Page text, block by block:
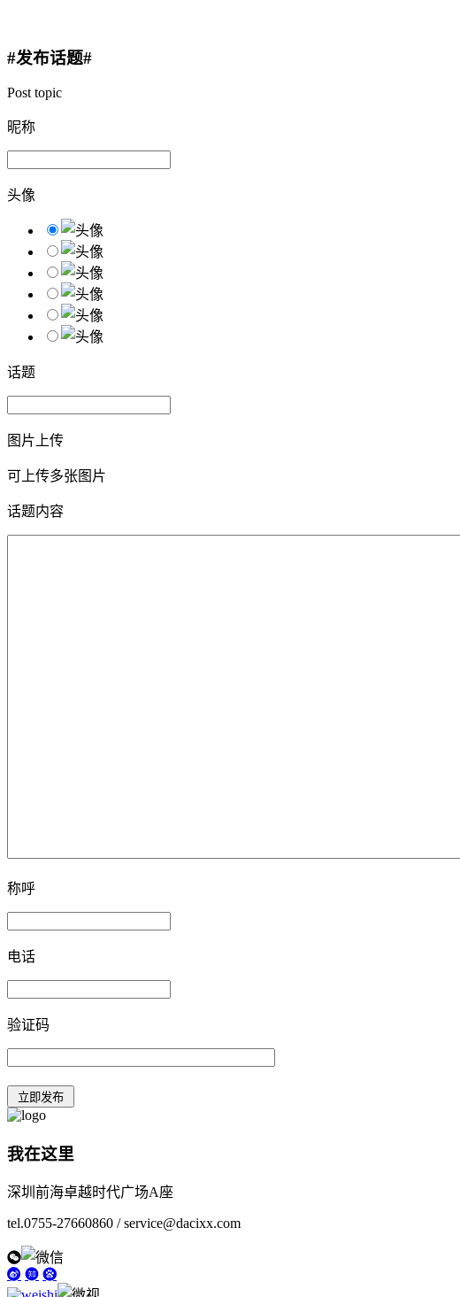
#发布话题#
Post topic
昵称
头像
话题
图片上传
可上传多张图片
话题内容
称呼
电话
验证码
我在这里
深圳前海卓越时代广场A座
tel.0755-27660860 / service@dacixx.com